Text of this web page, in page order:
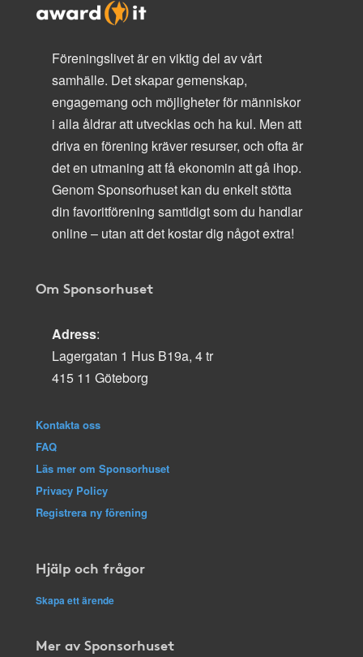
Föreningslivet är en viktig del av vårt
samhälle. Det skapar gemenskap,
engagemang och möjligheter för människor
i alla åldrar att utvecklas och ha kul. Men att
driva en förening kräver resurser, och ofta är
det en utmaning att få ekonomin att gå ihop.
Genom Sponsorhuset kan du enkelt stötta
din favoritförening samtidigt som du handlar
online – utan att det kostar dig något extra!
Om Sponsorhuset
Adress:
Lagergatan 1 Hus B19a, 4 tr
415 11 Göteborg
Kontakta oss
FAQ
Läs mer om Sponsorhuset
Privacy Policy
Registrera ny förening
Hjälp och frågor
Skapa ett ärende
Mer av Sponsorhuset